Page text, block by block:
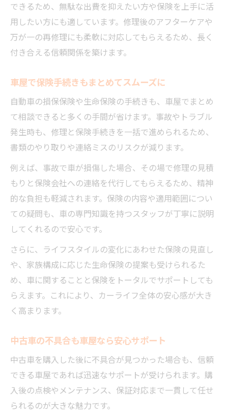
できるため、無駄な出費を抑えたい方や保険を上手に活
用したい方にも適しています。修理後のアフターケアや
万が一の再修理にも柔軟に対応してもらえるため、長く
付き合える信頼関係を築けます。
車屋で保険手続きもまとめてスムーズに
自動車の損保保険や生命保険の手続きも、車屋でまとめ
て相談できると多くの手間が省けます。事故やトラブル
発生時も、修理と保険手続きを一括で進められるため、
書類のやり取りや連絡ミスのリスクが減ります。
例えば、事故で車が損傷した場合、その場で修理の見積
もりと保険会社への連絡を代行してもらえるため、精神
的な負担も軽減されます。保険の内容や適用範囲につい
ての疑問も、車の専門知識を持つスタッフが丁寧に説明
してくれるので安心です。
さらに、ライフスタイルの変化にあわせた保険の見直し
や、家族構成に応じた生命保険の提案も受けられるた
め、車に関することと保険をトータルでサポートしても
らえます。これにより、カーライフ全体の安心感が大き
く高まります。
中古車の不具合も車屋なら安心サポート
中古車を購入した後に不具合が見つかった場合も、信頼
できる車屋であれば迅速なサポートが受けられます。購
入後の点検やメンテナンス、保証対応まで一貫して任せ
られるのが大きな魅力です。